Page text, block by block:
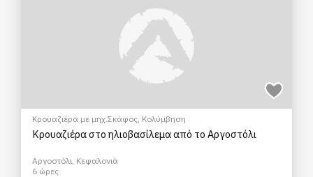
Κρουαζιέρα με μηχ.Σκάφος, Κολύμβηση
Κρουαζιέρα στο ηλιοβασίλεμα από το Αργοστόλι
Αργοστόλι, Κεφαλονιά
6 ώρες